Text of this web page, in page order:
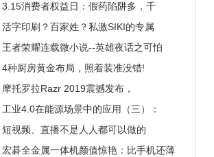
3.15消费者权益日：假药陷阱多，千
活字印刷？百家姓？私激SIKI的专属
王者荣耀连载微小说--英雄夜话之可怕
4种厨房黄金布局，照着装准没错!
摩托罗拉Razr 2019震撼发布，
工业4.0在能源场景中的应用（三）：
短视频、直播不是人人都可以做的
宏碁全金属一体机颜值惊艳：比手机还薄